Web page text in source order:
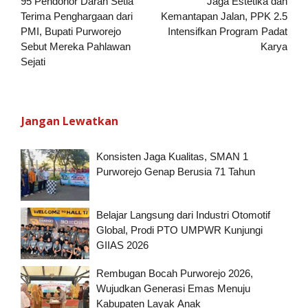
pos
Terima Penghargaan dari
PMI, Bupati Purworejo
Sebut Mereka Pahlawan
Sejati
Kemantapan Jalan, PPK 2.5
Intensifkan Program Padat
Karya
Jangan Lewatkan
Konsisten Jaga Kualitas, SMAN 1
Purworejo Genap Berusia 71 Tahun
Belajar Langsung dari Industri Otomotif
Global, Prodi PTO UMPWR Kunjungi
GIIAS 2026
Rembugan Bocah Purworejo 2026,
Wujudkan Generasi Emas Menuju
Kabupaten Layak Anak